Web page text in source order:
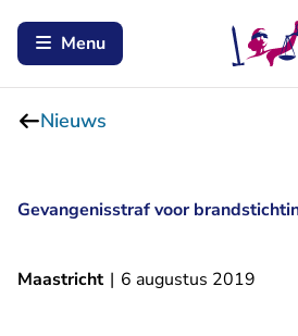
Menu
Nieuws
Gevangenisstraf voor
Maastricht | 6 augustus 2019